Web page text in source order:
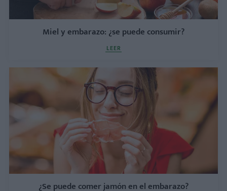
Miel y embarazo: ¿se puede consumir?
LEER
¿Se puede comer jamón en el embarazo?